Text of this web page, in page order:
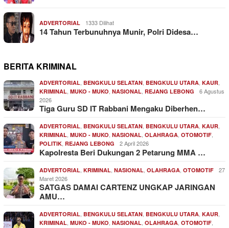
ADVERTORIAL 1333 Dilihat
14 Tahun Terbunuhnya Munir, Polri Didesa…
BERITA KRIMINAL
ADVERTORIAL BENGKULU SELATAN BENGKULU UTARA KAUR
KRIMINAL MUKO - MUKO NASIONAL REJANG LEBONG
6 Agustus
2026
Tiga Guru SD IT Rabbani Mengaku Diberhen…
ADVERTORIAL BENGKULU SELATAN BENGKULU UTARA KAUR
KRIMINAL MUKO - MUKO NASIONAL OLAHRAGA OTOMOTIF
POLITIK REJANG LEBONG 2 April 2026
Kapolresta Beri Dukungan 2 Petarung MMA …
ADVERTORIAL KRIMINAL NASIONAL OLAHRAGA OTOMOTIF
27
Maret 2026
SATGAS DAMAI CARTENZ UNGKAP JARINGAN
AMU…
ADVERTORIAL BENGKULU SELATAN BENGKULU UTARA KAUR
KRIMINAL MUKO - MUKO NASIONAL OLAHRAGA OTOMOTIF